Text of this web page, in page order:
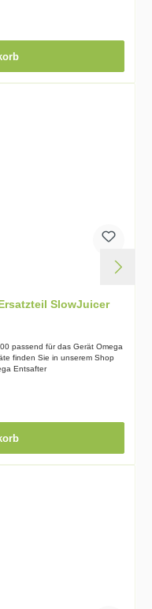
SlowJuicer
passend für das Gerät Omega
finden Sie in unserem Shop
Entsafter